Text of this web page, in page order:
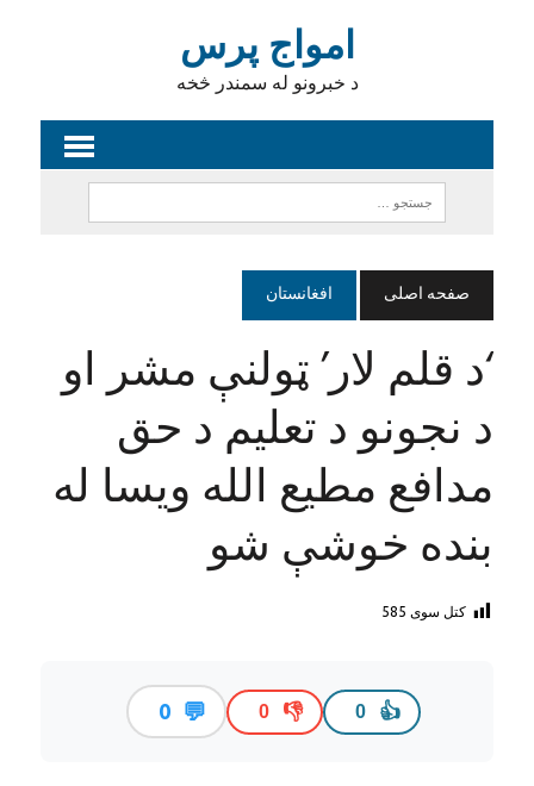
امواج پرس
د خبرونو له سمندر څخه
صفحه اصلی افغانستان
‘د قلم لار’ ټولنې مشر او
د نجونو د تعلیم د حق
مدافع مطیع الله ویسا له
بنده خوشې شو
کتل سوی 585
👍
0
👎
0
💬
0